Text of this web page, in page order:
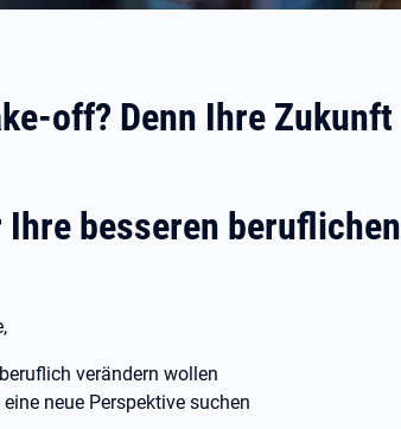
off? Denn Ihre Zukunft
besseren beruflichen
verändern wollen
neue Perspektive suchen